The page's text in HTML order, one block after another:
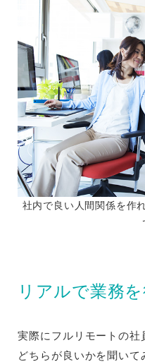
社内で良い人間関係を作
リアルで業務
実際にフルリモートの
どちらが良いかを聞い